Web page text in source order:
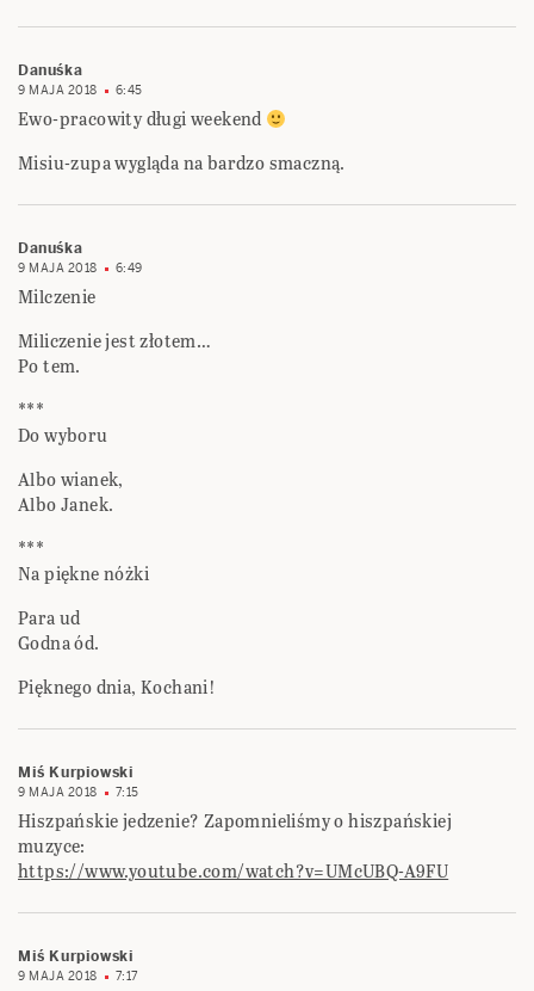
Danuśka
9 MAJA 2018 6:45
Ewo-pracowity długi weekend
Misiu-zupa wygląda na bardzo smaczną.
Danuśka
9 MAJA 2018 6:49
Milczenie
Miliczenie jest złotem…
Po tem.
***
Do wyboru
Albo wianek,
Albo Janek.
***
Na piękne nóżki
Para ud
Godna ód.
Pięknego dnia, Kochani!
Miś Kurpiowski
9 MAJA 2018 7:15
Hiszpańskie jedzenie? Zapomnieliśmy o hiszpańskiej
muzyce:
https://www.youtube.com/watch?v=UMcUBQ-A9FU
Miś Kurpiowski
9 MAJA 2018 7:17